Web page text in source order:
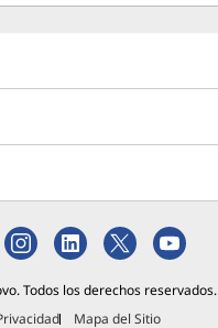
Todos los derechos reservados.
Mapa del Sitio